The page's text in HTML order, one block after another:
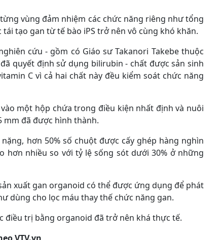
vùng đảm nhiệm các chức năng riêng như tổng
tạo gan từ tế bào iPS trở nên vô cùng khó khăn.
cứu - gồm có Giáo sư Takanori Takebe thuộc
quyết định sử dụng bilirubin - chất được sản sinh
C vì cả hai chất này đều kiểm soát chức năng
một hộp chứa trong điều kiện nhất định và nuôi
mm đã được hình thành.
hơn 50% số chuột được cấy ghép hàng nghìn
hơn nhiều so với tỷ lệ sống sót dưới 30% ở những
xuất gan organoid có thể được ứng dụng để phát
dùng cho lọc máu thay thế chức năng gan.
điều trị bằng organoid đã trở nên khá thực tế.